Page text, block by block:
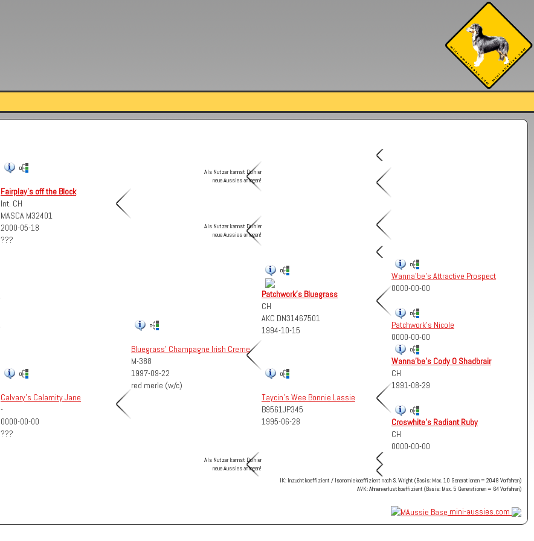
Als Nutzer kannst Du hier
neue Aussies anlegen!
Fairplay's off the Block
Int. CH
MASCA M32401
2000-05-18
???
Als Nutzer kannst Du hier
neue Aussies anlegen!
Bluegrass' Champagne Irish Creme
M-388
1997-09-22
red merle (w/c)
Patchwork's Bluegrass
CH
AKC DN31467501
1994-10-15
Wanna'be's Attractive Prospect
0000-00-00
Patchwork's Nicole
0000-00-00
Calvary's Calamity Jane
-
0000-00-00
???
Taycin's Wee Bonnie Lassie
B9561JP345
1995-06-28
Wanna'be's Cody O Shadbrair
CH
1991-08-29
Croswhite's Radiant Ruby
CH
0000-00-00
Als Nutzer kannst Du hier
neue Aussies anlegen!
IK: Inzuchtkoeffizient / Isonomiekoeffizient nach S. Wright (Basis: Max. 10 Generationen = 2048 Vorfahren)
AVK: Ahnenverlustkoeffizient (Basis: Max. 5 Generationen = 64 Vorfahren)
mini-aussies.com